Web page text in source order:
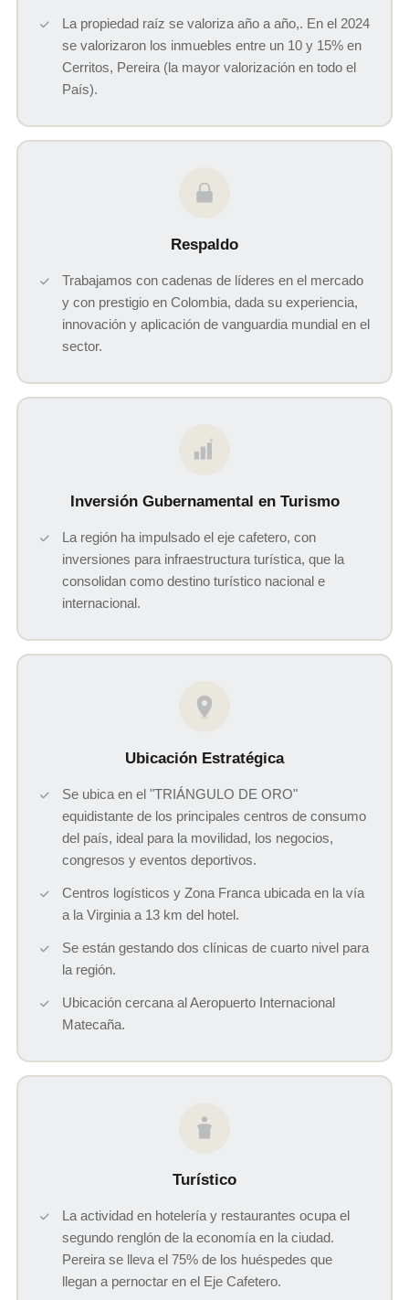
La propiedad raíz se valoriza año a año,. En el 2024
se valorizaron los inmuebles entre un 10 y 15% en
Cerritos, Pereira (la mayor valorización en todo el
País).
Respaldo
Trabajamos con cadenas de líderes en el mercado
y con prestigio en Colombia, dada su experiencia,
innovación y aplicación de vanguardia mundial en el
sector.
$
Inversión Gubernamental en Turismo
La región ha impulsado el eje cafetero, con
inversiones para infraestructura turística, que la
consolidan como destino turístico nacional e
internacional.
Ubicación Estratégica
Se ubica en el "TRIÁNGULO DE ORO"
equidistante de los principales centros de consumo
del país, ideal para la movilidad, los negocios,
congresos y eventos deportivos.
Centros logísticos y Zona Franca ubicada en la vía
a la Virginia a 13 km del hotel.
Se están gestando dos clínicas de cuarto nivel para
la región.
Ubicación cercana al Aeropuerto Internacional
Matecaña.
Turístico
La actividad en hotelería y restaurantes ocupa el
segundo renglón de la economía en la ciudad.
Pereira se lleva el 75% de los huéspedes que
llegan a pernoctar en el Eje Cafetero.